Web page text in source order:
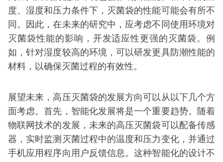
度、湿度和压力条件下，灭菌袋的性能可能会有所不
同。因此，在未来的研究中，应考虑不同使用环境对
灭菌袋性能的影响，开发适应性更强的灭菌袋。例
如，针对湿度较高的环境，可以研发更具防潮性能的
材料，以确保灭菌过程的有效性。
展望未来，高压灭菌袋的发展方向可以从以下几个方
面考虑。首先，智能化发展将是一个重要趋势。随着
物联网技术的发展，未来的高压灭菌袋可以配备传感
器，实时监测灭菌过程中的温度和压力变化，并通过
手机应用程序向用户反馈信息。这种智能化的设计不